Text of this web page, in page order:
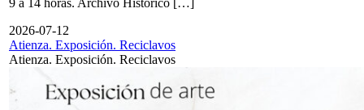
2026-07-12
Atienza. Exposición. Reciclavos
Atienza. Exposición. Reciclavos